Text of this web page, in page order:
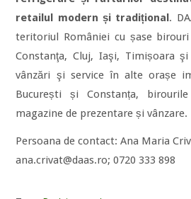
retailul modern și tradițional.
teritoriul României cu șase
Constanţa, Cluj, Iaşi, Timișoara
vânzări şi service în alte orașe
București și Constanța,
magazine de prezentare și vânzare.
Persoana de contact: Ana Maria
ana.crivat@daas.ro; 0720 333 898